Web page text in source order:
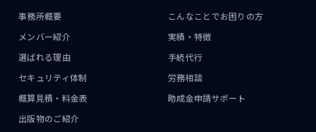
事務所概要
メンバー紹介
選ばれる理由
セキュリティ体制
概算見積・料金表
出版物のご紹介
こんなことでお困りの方
実績・特徴
手続代行
労務相談
助成金申請サポート